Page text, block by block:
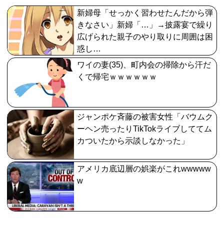
んなの反応まとめ 新婦母「せっかく習わせたんだから弾
きなさい」新婦「…」→披露宴で繰り
広げられた親子のやり取りに周囲は困
惑し…
ワイの妻(35)、町内会の掃除から汗だ
くで帰宅ｗｗｗｗｗｗ
ジャンポケ斉藤の被害女性「バウムク
ーヘン売ったりTikTokライブしててム
カついたから示談しなかった」
アメリカ底辺層の娯楽がこれwwwww
w